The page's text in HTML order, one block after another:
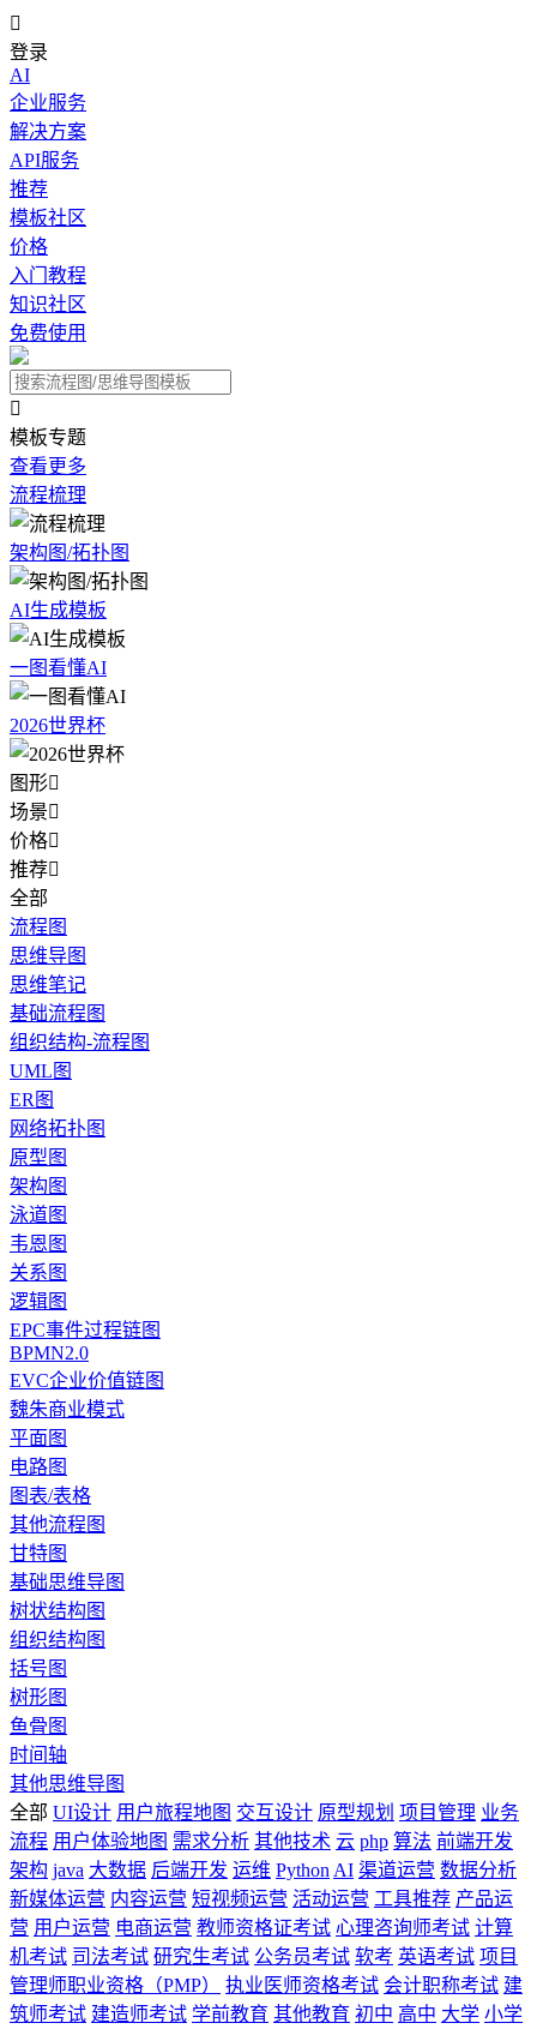

登录
AI
企业服务
解决方案
API服务
推荐
模板社区
价格
入门教程
知识社区
免费使用

模板专题
查看更多
流程梳理
架构图/拓扑图
AI生成模板
一图看懂AI
2026世界杯
图形
场景
价格
推荐
全部
流程图
思维导图
思维笔记
基础流程图
组织结构-流程图
UML图
ER图
网络拓扑图
原型图
架构图
泳道图
韦恩图
关系图
逻辑图
EPC事件过程链图
BPMN2.0
EVC企业价值链图
魏朱商业模式
平面图
电路图
图表/表格
其他流程图
甘特图
基础思维导图
树状结构图
组织结构图
括号图
树形图
鱼骨图
时间轴
其他思维导图
全部 UI设计 用户旅程地图 交互设计 原型规划 项目管理 业务
流程 用户体验地图 需求分析 其他技术 云 php 算法 前端开发
架构 java 大数据 后端开发 运维 Python AI 渠道运营 数据分析
新媒体运营 内容运营 短视频运营 活动运营 工具推荐 产品运
营 用户运营 电商运营 教师资格证考试 心理咨询师考试 计算
机考试 司法考试 研究生考试 公务员考试 软考 英语考试 项目
管理师职业资格（PMP）
执业医师资格考试 会计职称考试 建
筑师考试 建造师考试 学前教育 其他教育 初中 高中 大学 小学